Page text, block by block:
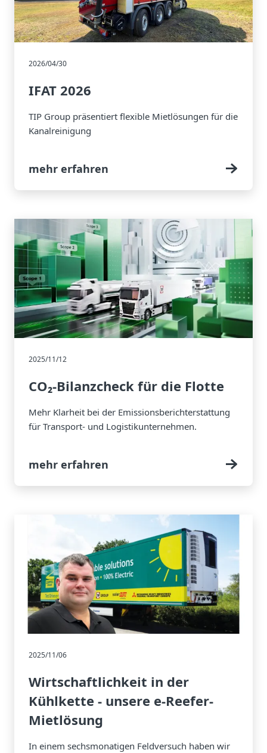
2026/04/30
IFAT 2026
TIP Group präsentiert flexible Mietlösungen für die
Kanalreinigung
mehr erfahren
2025/11/12
CO₂-Bilanzcheck für die Flotte
Mehr Klarheit bei der Emissionsberichterstattung
für Transport- und Logistikunternehmen.
mehr erfahren
2025/11/06
Wirtschaftlichkeit in der
Kühlkette - unsere e-Reefer-
Mietlösung
In einem sechsmonatigen Feldversuch haben wir